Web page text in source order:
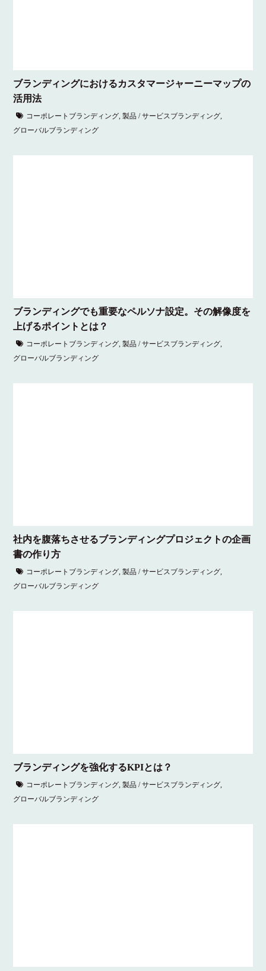
ブランディングにおけるカスタマージャーニーマップの
活用法
コーポレートブランディング,製品 / サービスブランディング,
グローバルブランディング
ブランディングでも重要なペルソナ設定。その解像度を
上げるポイントとは？
コーポレートブランディング,製品 / サービスブランディング,
グローバルブランディング
社内を腹落ちさせるブランディングプロジェクトの企画
書の作り方
コーポレートブランディング,製品 / サービスブランディング,
グローバルブランディング
ブランディングを強化するKPIとは？
コーポレートブランディング,製品 / サービスブランディング,
グローバルブランディング